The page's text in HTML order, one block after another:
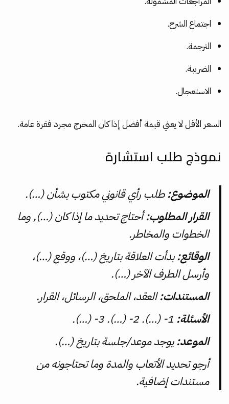
اجتماع الشرح.
الترجمة.
الضريبة.
الاستعجال.
السعر الأقل لا يعني قيمة أفضل إذا كان المخرج مجرد فقرة عامة.
نموذج طلب استشارة
الموضوع:طلب رأي قانوني مكتوب بشأن (…).
القرار المطلوب:أحتاج تحديد ما إذا كان (…), وما
الخطوات والمخاطر.
الوقائع:بدأت العلاقة بتاريخ (…)، ووقع (…)،
وأرسل الطرف الآخر (…).
المستندات:العقد، الملحق، الرسائل، القرار.
الأسئلة:
الموعد:يوجد موعد/جلسة بتاريخ (…).
أرجو تحديد الأتعاب والمدة وما تحتاجونه من
مستندات إضافية.